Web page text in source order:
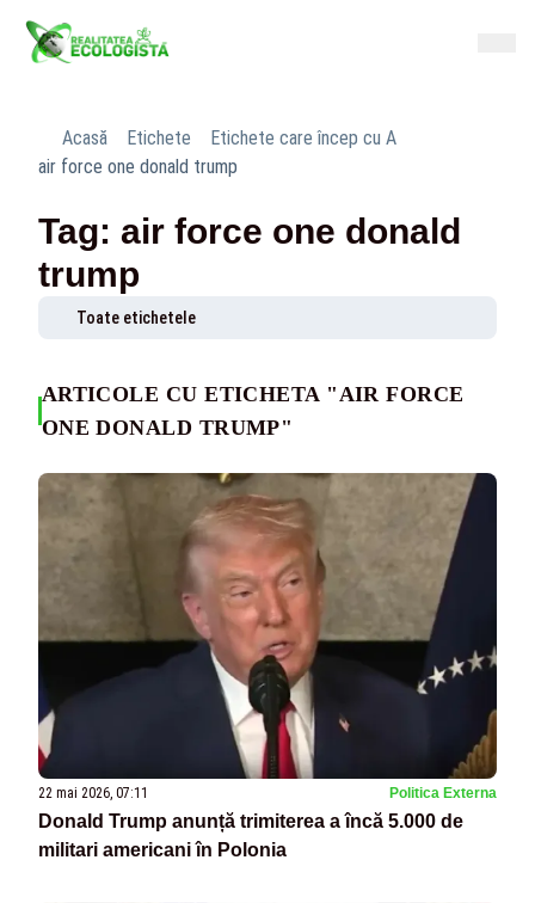
Acasă Etichete
Etichete care încep cu A
air force one donald trump
Tag: air force one donald
trump
Toate etichetele
ARTICOLE CU ETICHETA "AIR FORCE
ONE DONALD TRUMP"
22 mai 2026, 07:11 Politica Externa
Donald Trump anunță trimiterea a încă 5.000 de
militari americani în Polonia